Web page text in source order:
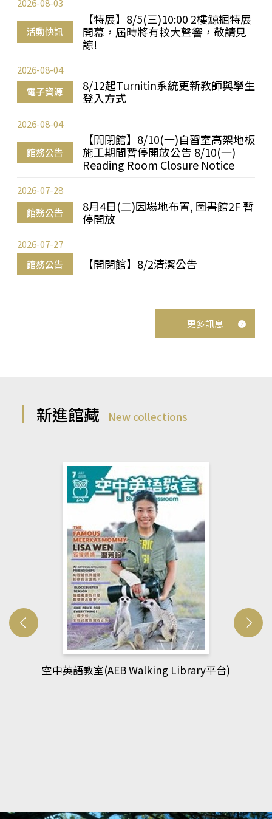
活動快訊
【特展】8/5(三)10:00 2樓鯨掘特展
開幕，屆時將有較大聲響，敬請見
諒!
2026-08-03
電子資源
8/12起Turnitin系統更新教師與學生
登入方式
2026-08-04
館務公告
【開閉館】8/10(一)自習室高架地板
施工期間暫停開放公告 8/10(一)
Reading Room Closure Notice
2026-08-04
館務公告
8月4日(二)因場地布置, 圖書館2F 暫
停開放
2026-07-28
館務公告 【開閉館】8/2清潔公告
2026-07-27
更多訊息
新進館藏 New collections
網管人(kono平台)